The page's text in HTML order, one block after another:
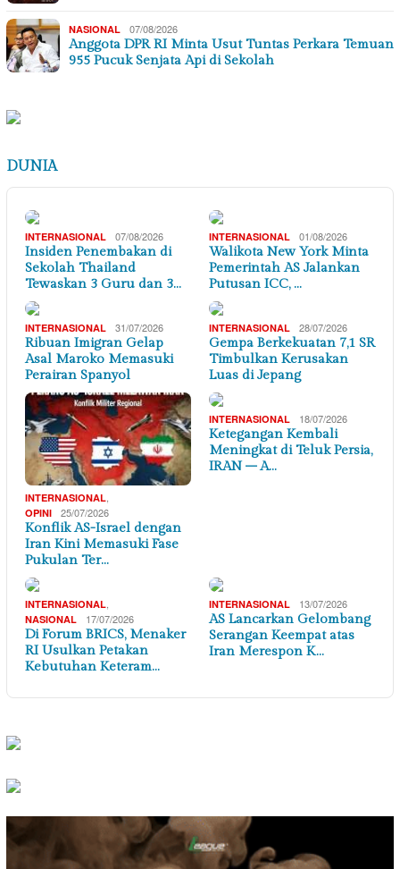
NASIONAL 07/08/2026
Anggota DPR RI Minta Usut Tuntas Perkara Temuan
955 Pucuk Senjata Api di Sekolah
DUNIA
INTERNASIONAL 07/08/2026
Insiden Penembakan di
Sekolah Thailand
Tewaskan 3 Guru dan 3…
INTERNASIONAL 01/08/2026
Walikota New York Minta
Pemerintah AS Jalankan
Putusan ICC, …
INTERNASIONAL 31/07/2026
Ribuan Imigran Gelap
Asal Maroko Memasuki
Perairan Spanyol
INTERNASIONAL 28/07/2026
Gempa Berkekuatan 7,1 SR
Timbulkan Kerusakan
Luas di Jepang
INTERNASIONAL
OPINI 25/07/2026
Konflik AS-Israel dengan
Iran Kini Memasuki Fase
Pukulan Ter…
INTERNASIONAL 18/07/2026
Ketegangan Kembali
Meningkat di Teluk Persia,
IRAN – A…
INTERNASIONAL
NASIONAL 17/07/2026
Di Forum BRICS, Menaker
RI Usulkan Petakan
Kebutuhan Keteram…
INTERNASIONAL 13/07/2026
AS Lancarkan Gelombang
Serangan Keempat atas
Iran Merespon K…